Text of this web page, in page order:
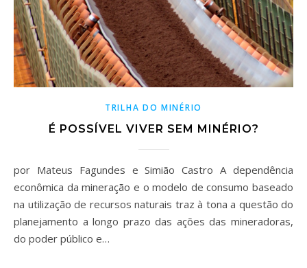
TRILHA DO MINÉRIO
É POSSÍVEL VIVER SEM MINÉRIO?
por Mateus Fagundes e Simião Castro A dependência
econômica da mineração e o modelo de consumo baseado
na utilização de recursos naturais traz à tona a questão do
planejamento a longo prazo das ações das mineradoras,
do poder público e…